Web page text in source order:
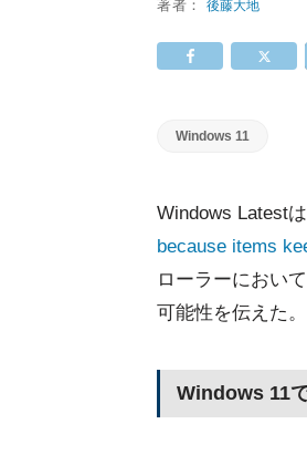
著者：後藤大地
Windows 11
Windows Latest
because items
ローラーにおい
可能性を伝えた。
Windows 11